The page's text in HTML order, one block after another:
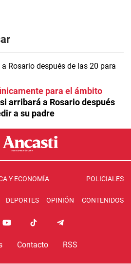
para el ámbito
arribará a Rosario después
a su padre
Y ECONOMÍA POLICIALES
DEPORTES OPINIÓN CONTENIDOS
Contacto RSS